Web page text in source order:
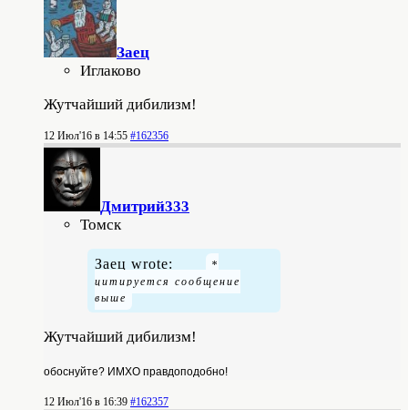
Заец
Иглаково
Жутчайший дибилизм!
12 Июл'16 в 14:55 #162356
Дмитрий333
Томск
Заец wrote:
Жутчайший дибилизм!
обоснуйте? ИМХО правдоподобно!
12 Июл'16 в 16:39 #162357